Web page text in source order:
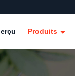
Produits